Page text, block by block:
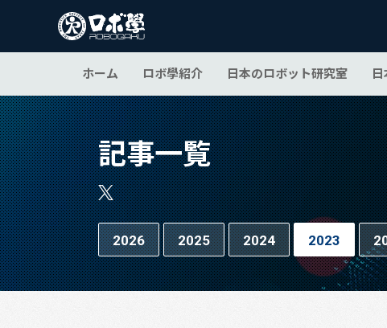
ホーム ロボ學紹介 日本のロボット研究室
記事一覧
2026 2025 2024 2023